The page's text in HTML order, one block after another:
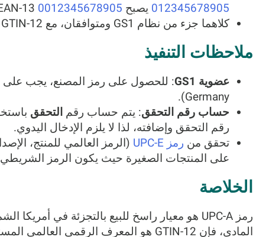
012345678905 يصبح EAN-13 0012345678905
كلاهما جزء من نظام GS1 ومتوافقان، مع GTIN-12 و GTIN-13 باعتبارهما المعايير الرقمية المعنية.
ملاحظات التنفيذ
عضوية GS1
Germany).
حساب رقم التحقق: يتم حساب رقم التحقق
رقم التحقق وإضافته، لذا لا يلزم الإدخال اليدوي.
تحقق من رمز UPC-E
على المنتجات الصغيرة حيث يكون الرمز الشريطي UPC-A الكامل كبيرًا جدًا.
الخلاصة